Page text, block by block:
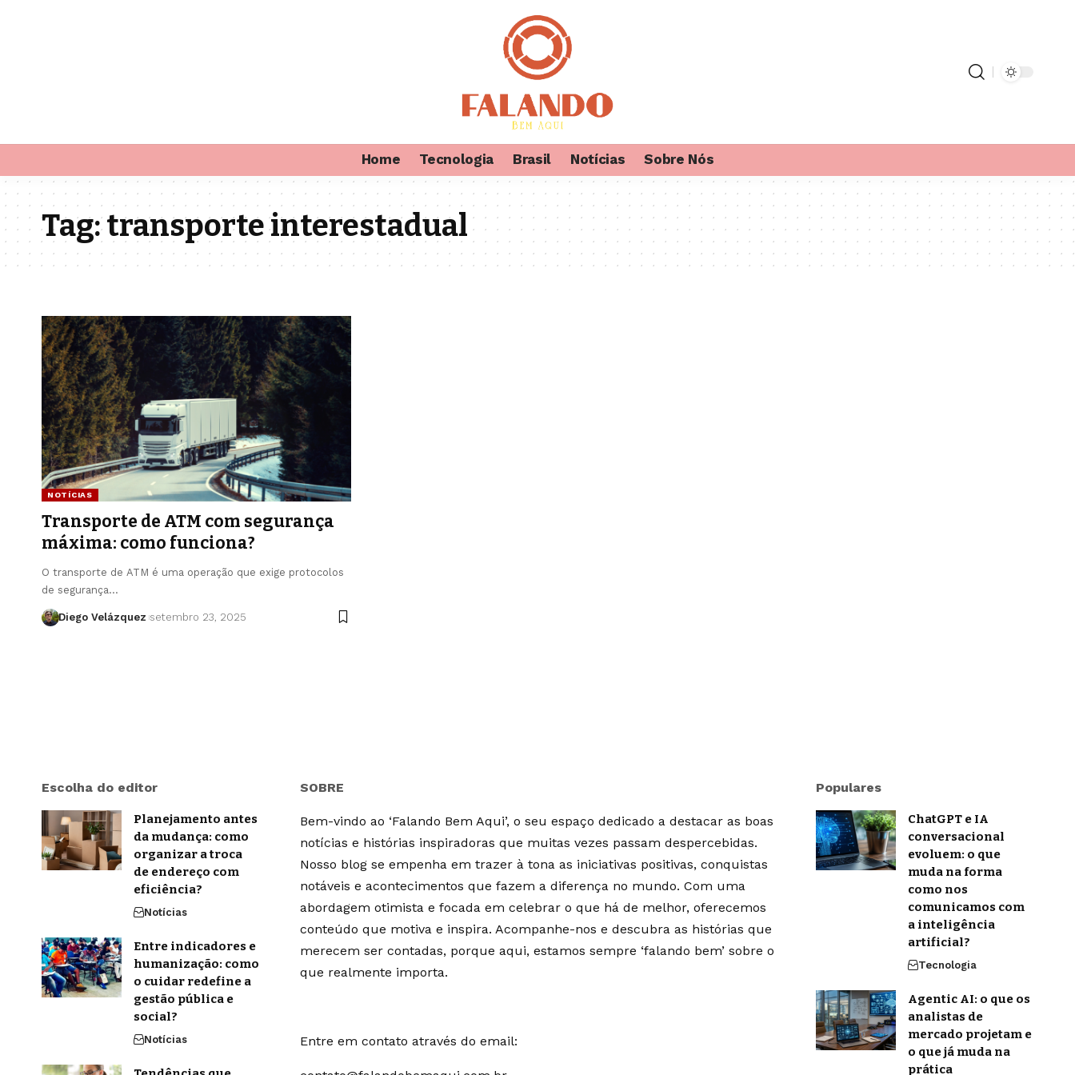
Home Tecnologia Brasil Notícias Sobre Nós
Tag:transporte interestadual
NOTÍCIAS
Transporte de ATM com segurança
máxima: como funciona?
O transporte de ATM é uma operação que exige protocolos
de segurança…
Diego Velázquez setembro 23, 2025
Escolha do editor
Planejamento antes
da mudança: como
organizar a troca
de endereço com
eficiência?
Notícias
Entre indicadores e
humanização: como
o cuidar redefine a
gestão pública e
social?
Notícias
SOBRE
Bem-vindo ao ‘Falando Bem Aqui’, o seu espaço dedicado a destacar as boas
notícias e histórias inspiradoras que muitas vezes passam despercebidas.
Nosso blog se empenha em trazer à tona as iniciativas positivas, conquistas
notáveis e acontecimentos que fazem a diferença no mundo. Com uma
abordagem otimista e focada em celebrar o que há de melhor, oferecemos
conteúdo que motiva e inspira. Acompanhe-nos e descubra as histórias que
merecem ser contadas, porque aqui, estamos sempre ‘falando bem’ sobre o
que realmente importa.
Entre em contato através do email:
Populares
ChatGPT e IA
conversacional
evoluem: o que
muda na forma
como nos
comunicamos com
a inteligência
artificial?
Tecnologia
Agentic AI: o que os
analistas de
mercado projetam e
o que já muda na
prática